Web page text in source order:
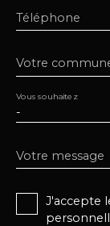
Téléphone
Votre
-
Vous souhaitez
Votre message
J'accepte